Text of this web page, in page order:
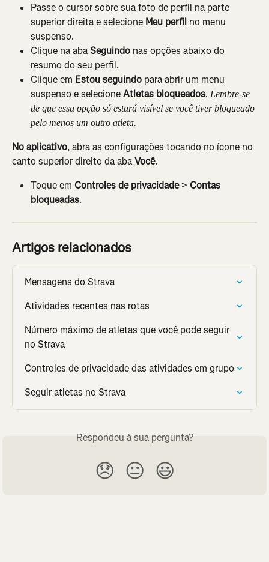
Passe o cursor sobre sua foto de perfil na parte
superior direita e selecione Meu perfil no menu
suspenso.
Clique na aba Seguindo nas opções abaixo do
resumo do seu perfil.
Clique em Estou seguindo para abrir um menu
suspenso e selecione Atletas bloqueados. Lembre-se
de que essa opção só estará visível se você tiver bloqueado
pelo menos um outro atleta.
No aplicativo, abra as configurações tocando no ícone no
canto superior direito da aba Você.
Toque em Controles de privacidade > Contas
bloqueadas.
Artigos relacionados
Mensagens do Strava
Atividades recentes nas rotas
Número máximo de atletas que você pode seguir
no Strava
Controles de privacidade das atividades em grupo
Seguir atletas no Strava
Respondeu à sua pergunta?
😞 😐 😃